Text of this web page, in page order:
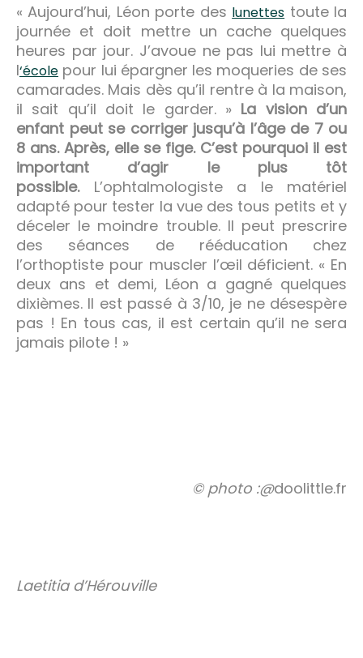
« Aujourd’hui, Léon porte des lunettes toute la
journée et doit mettre un cache quelques
heures par jour. J’avoue ne pas lui mettre à
l‘école pour lui épargner les moqueries de ses
camarades. Mais dès qu’il rentre à la maison,
il sait qu’il doit le garder. » La vision d’un
enfant peut se corriger jusqu’à l’âge de 7 ou
8 ans. Après, elle se fige. C’est pourquoi il est
important d’agir le plus tôt
possible. L’ophtalmologiste a le matériel
adapté pour tester la vue des tous petits et y
déceler le moindre trouble. Il peut prescrire
des séances de rééducation chez
l’orthoptiste pour muscler l’œil déficient. « En
deux ans et demi, Léon a gagné quelques
dixièmes. Il est passé à 3/10, je ne désespère
pas ! En tous cas, il est certain qu’il ne sera
jamais pilote ! »
© photo :@doolittle.fr
Laetitia d’Hérouville